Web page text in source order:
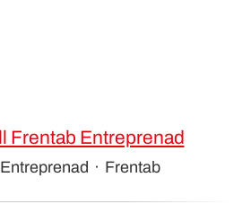
Frentab Entreprenad
· Frentab